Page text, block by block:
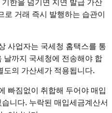
거래 즉시 발행하는 습관이
사업자는 국세청 홈택스를 통
까지 국세청에 전송해야 합
도의 가산세가 적용됩니다.
빠짐없이 취합해 두어야 매입
니다. 누락된 매입세금계산서